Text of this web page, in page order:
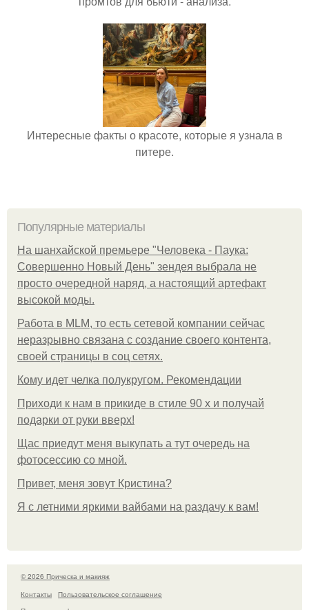
Интересные факты о красоте, которые я узнала в
питере.
Популярные материалы
На шанхайской премьере "Человека - Паука:
Совершенно Новый День" зендея выбрала не
просто очередной наряд, а настоящий артефакт
высокой моды.
Работа в MLM, то есть сетевой компании сейчас
неразрывно связана с создание своего контента,
своей страницы в соц сетях.
Кому идет челка полукругом. Рекомендации
Приходи к нам в прикиде в стиле 90 х и получай
подарки от руки вверх!
Щас приедут меня выкупать а тут очередь на
фотосессию со мной.
Привет, меня зовут Кристина?
Я с летними яркими вайбами на раздачу к вам!
© 2026 Прическа и макияж
Контакты
Пользовательское соглашение